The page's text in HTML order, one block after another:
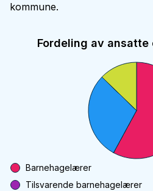
kommune.
Fordeling av
Barnehagelærer
Tilsvarende barnehagelærer